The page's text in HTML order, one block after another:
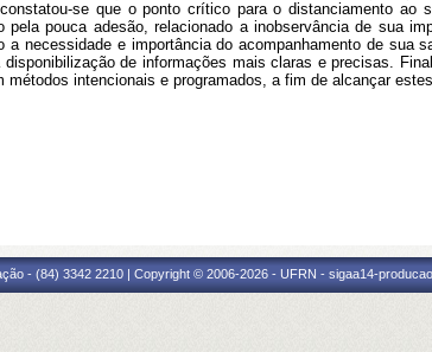
se que o ponto crítico para o distanciamento ao
pouca adesão, relacionado a inobservância de sua
necessidade e importância do acompanhamento de sua
de informações mais claras e precisas.
intencionais e programados, a fim de alcançar
- (84) 3342 2210 | Copyright © 2006-2026 - UFRN - sigaa14-